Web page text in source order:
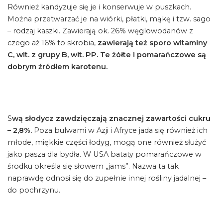
Również kandyzuje się je i konserwuje w puszkach.
Można przetwarzać je na wiórki, płatki, mąkę i tzw. sago
– rodzaj kaszki. Zawierają ok. 26% węglowodanów z
czego aż 16% to skrobia, zawierają też sporo witaminy
C, wit. z grupy B, wit. PP. Te żółte i pomarańczowe są
dobrym źródłem karotenu.
Swą słodycz zawdzięczają znacznej zawartości cukru
– 2,8%. Poza bulwami w Azji i Afryce jada się również ich
młode, miękkie części łodyg, mogą one również służyć
jako pasza dla bydła. W USA bataty pomarańczowe w
środku określa się słowem „jams”. Nazwa ta tak
naprawdę odnosi się do zupełnie innej rośliny jadalnej –
do pochrzynu.